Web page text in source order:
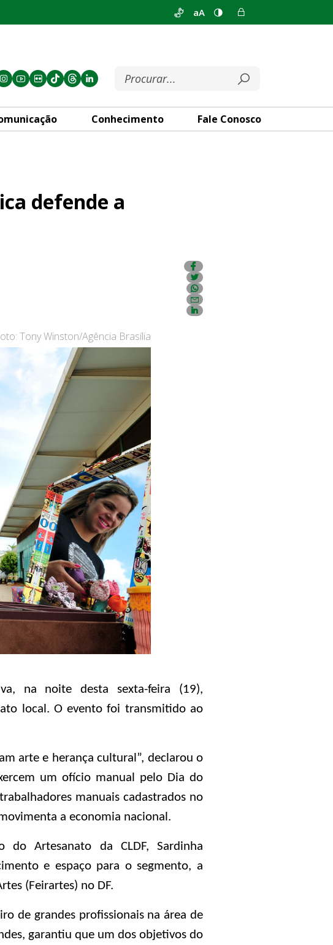
aA
Conhecimento Fale Conosco
do artesanato local
defende a
Tony Winston/Agência Brasília
na noite desta sexta-feira (19),
local. O evento foi transmitido ao
arte e herança cultural”, declarou o
um ofício manual pelo Dia do
manuais cadastrados no
a economia nacional.
do Artesanato da CLDF, Sardinha
e espaço para o segmento, a
(Feirartes) no DF.
de grandes profissionais na área de
garantiu que um dos objetivos do